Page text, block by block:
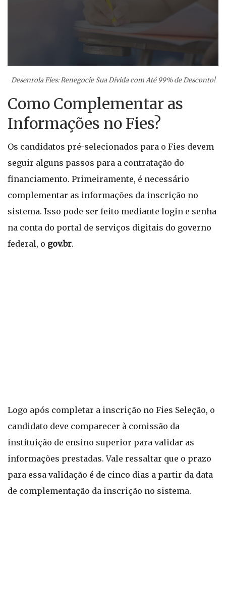
Desenrola Fies: Renegocie Sua Dívida com Até 99% de Desconto!
Como Complementar as
Informações no Fies?
Os candidatos pré-selecionados para o Fies devem
seguir alguns passos para a contratação do
financiamento. Primeiramente, é necessário
complementar as informações da inscrição no
sistema. Isso pode ser feito mediante login e senha
na conta do portal de serviços digitais do governo
federal, o gov.br.
Logo após completar a inscrição no Fies Seleção, o
candidato deve comparecer à comissão da
instituição de ensino superior para validar as
informações prestadas. Vale ressaltar que o prazo
para essa validação é de cinco dias a partir da data
de complementação da inscrição no sistema.